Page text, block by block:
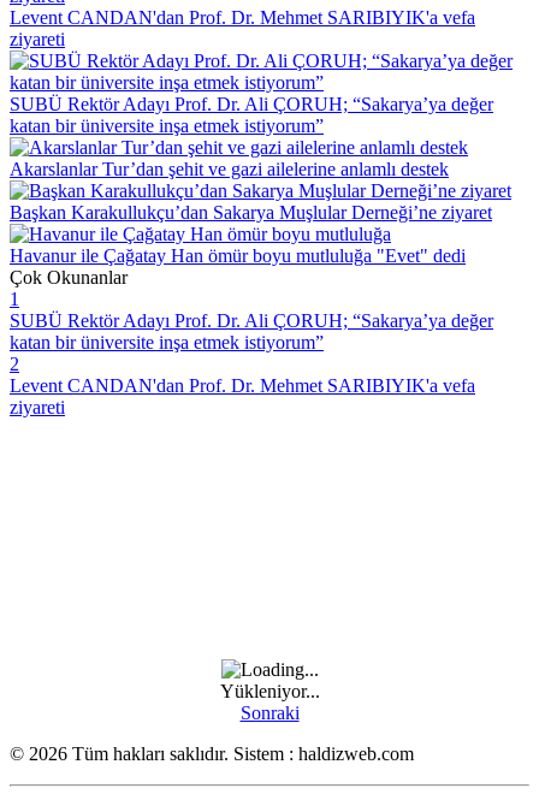
Levent CANDAN'dan Prof. Dr. Mehmet SARIBIYIK'a vefa
ziyareti
SUBÜ Rektör Adayı Prof. Dr. Ali ÇORUH; “Sakarya’ya değer
katan bir üniversite inşa etmek istiyorum”
Akarslanlar Tur’dan şehit ve gazi ailelerine anlamlı destek
Başkan Karakullukçu’dan Sakarya Muşlular Derneği’ne ziyaret
Havanur ile Çağatay Han ömür boyu mutluluğa "Evet" dedi
Çok Okunanlar
1
SUBÜ Rektör Adayı Prof. Dr. Ali ÇORUH; “Sakarya’ya değer
katan bir üniversite inşa etmek istiyorum”
2
Levent CANDAN'dan Prof. Dr. Mehmet SARIBIYIK'a vefa
ziyareti
Yükleniyor...
Sonraki
© 2026 Tüm hakları saklıdır. Sistem : haldizweb.com